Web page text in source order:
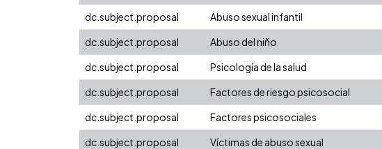
dc.subject.proposal
Abuso sexual infantil
dc.subject.proposal
Abuso del niño
dc.subject.proposal
Psicología de la salud
dc.subject.proposal
Factores de riesgo psicosocial
dc.subject.proposal
Factores psicosociales
dc.subject.proposal
Víctimas de abuso sexual